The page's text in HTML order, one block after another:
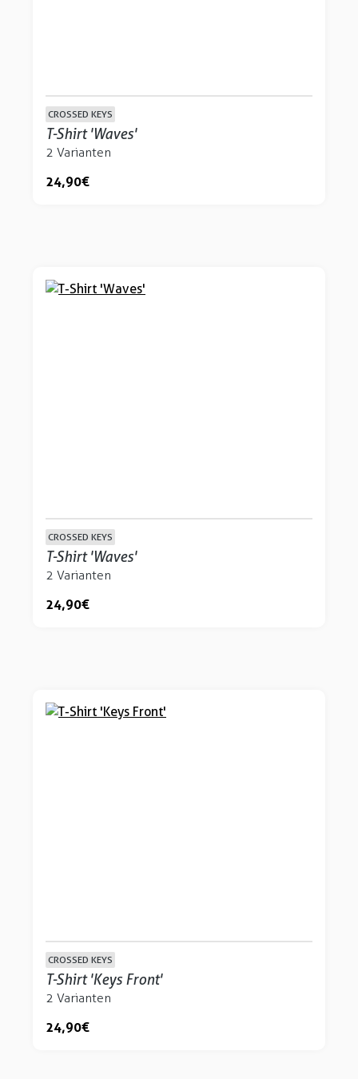
CROSSED KEYS
T-Shirt 'Waves'
2 Varianten
24,90 €
CROSSED KEYS
T-Shirt 'Waves'
2 Varianten
24,90 €
CROSSED KEYS
T-Shirt 'Keys Front'
2 Varianten
24,90 €